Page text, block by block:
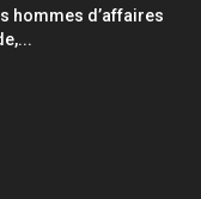
hommes d’affaires